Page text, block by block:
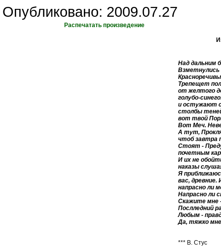
Опубликовано: 2009.07.27
Распечатать произведение
Над дальним
Взметнулись
Трепещет
от желтого
голубо-
и остужают
столбы
вот твой
Вот Меч.
А тут,
чтоб завтра
Стоят -
почетным
И их не
наказы
Я
вас, древние.
напрасно ли
Напрасно ли
Скажите мне
Послледний
Любым -
Да, тяжко
*** В. Стус